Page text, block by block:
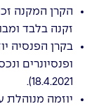
הקרן המקנה
זקנה בלבד
18.4.2021).
יוזמה מנוהלת